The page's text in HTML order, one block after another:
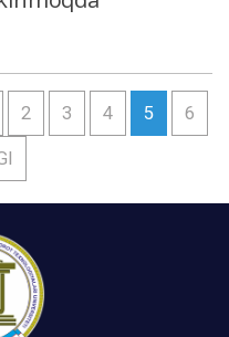
2 3 4 5 6